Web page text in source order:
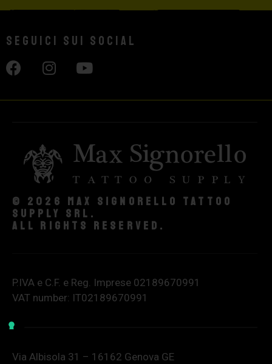
Seguici sui social
© 2026 Max Signorello Tattoo
supply srl.
All rights reserved.
P.IVA e C.F. e Reg. Imprese 02189670991
VAT number: IT02189670991
Via Albisola 31 – 16162 Genova GE